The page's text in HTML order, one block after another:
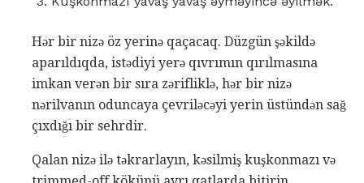
Hər bir nizə öz yerinə qaçacaq. Düzgün şəkildə
aparıldıqda, istədiyi yerə qıvrımın qırılmasına
imkan verən bir sıra zərifliklə, hər bir nizə
nərilvanın oduncaya çevriləcəyi yerin üstündən sağ
çıxdığı bir sehrdir.
Qalan nizə ilə təkrarlayın, kəsilmiş kuşkonmazı və